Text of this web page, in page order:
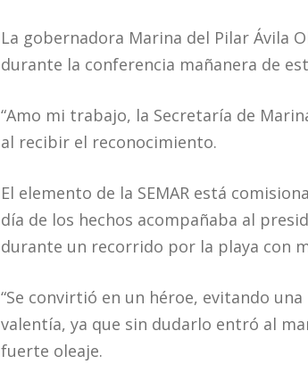
La gobernadora Marina del Pilar Ávila
durante la conferencia mañanera de
“Amo mi trabajo, la Secretaría de
al recibir el reconocimiento.
El elemento de la SEMAR está
día de los hechos acompañaba al
durante un recorrido por la playa con
“Se convirtió en un héroe, evitando
valentía, ya que sin dudarlo entró al
fuerte oleaje.